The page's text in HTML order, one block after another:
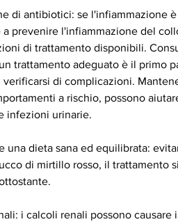
di antibiotici: se l'infiammazione
a prevenire l'infiammazione del
di trattamento disponibili.
trattamento adeguato è il primo
verificarsi di complicazioni.
a rischio, possono
infezioni urinarie.
una dieta sana ed equilibrata:
di mirtillo rosso, il trattamento
i calcoli renali possono causare